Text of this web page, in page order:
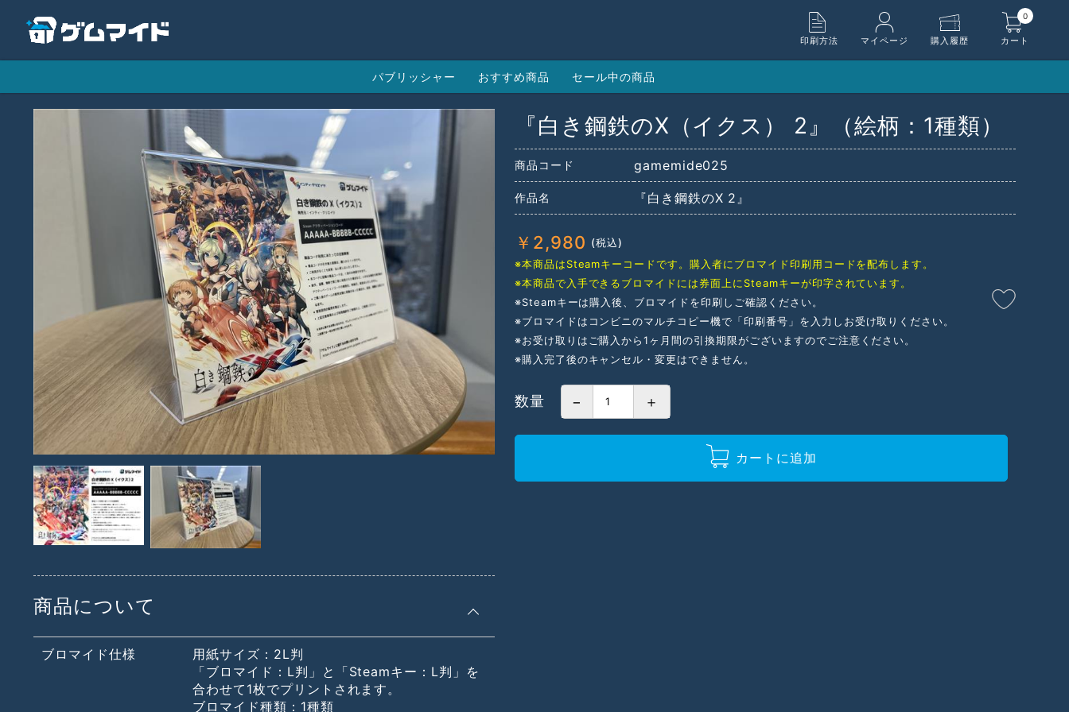
印刷方法 マイページ 購入履歴 カート
0
パブリッシャー おすすめ商品 セール中の商品
商品について
ブロマイド仕様
用紙サイズ：2L判
「ブロマイド：L判」と「Steamキー：L判」を
合わせて1枚でプリントされます。
ブロマイド種類：1種類
『白き鋼鉄のX（イクス） 2』（絵柄：1種類）
商品コード gamemide025
作品名 『白き鋼鉄のX 2』
￥ 2,980
※本商品はSteamキーコードです。購入者にブロマイド印刷用コードを配布します。
※本商品で入手できるブロマイドには券面上にSteamキーが印字されています。
※Steamキーは購入後、ブロマイドを印刷しご確認ください。
※ブロマイドはコンビニのマルチコピー機で「印刷番号」を入力しお受け取りください。
※お受け取りはご購入から1ヶ月間の引換期限がございますのでご注意ください。
※購入完了後のキャンセル・変更はできません。
数量 − ＋
カートに追加